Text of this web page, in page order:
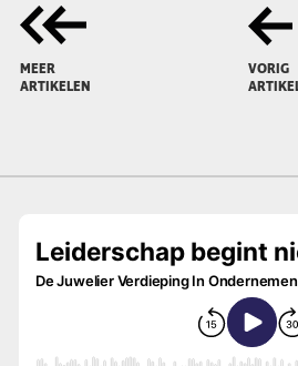
MEER
ARTIKELEN
VORIG